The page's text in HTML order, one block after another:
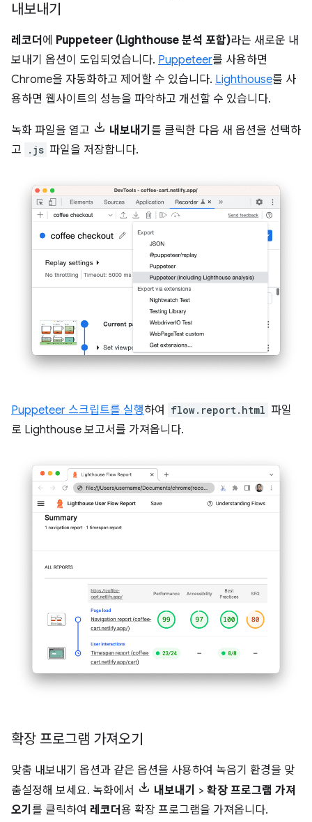
내보내기
레코더 에 Puppeteer (Lighthouse 분석 포함)라는 새로운 내
보내기 옵션이 도입되었습니다. Puppeteer를 사용하면
Chrome을 자동화하고 제어할 수 있습니다. Lighthouse를 사
용하면 웹사이트의 성능을 파악하고 개선할 수 있습니다.
녹화 파일을 열고 내보내기 를 클릭한 다음 새 옵션을 선택하
고
.js 파일을 저장합니다.
Puppeteer 스크립트를 실행하여 flow.report.html 파일
로 Lighthouse 보고서를 가져옵니다.
확장 프로그램 가져오기
맞춤 내보내기 옵션과 같은 옵션을 사용하여 녹음기 환경을 맞
춤설정해 보세요. 녹화에서
내보내기 > 확장 프로그램 가져
오기 를 클릭하여 레코더 용 확장 프로그램을 가져옵니다.